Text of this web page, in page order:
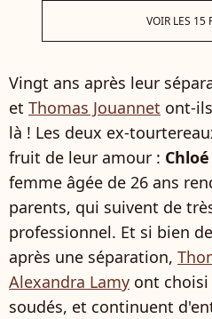
VOIR LES 15
Vingt ans après leur
et Thomas Jouannet ont-
là ! Les deux ex-
fruit de leur amour :
femme âgée de 26 ans
parents, qui suivent de
professionnel. Et si bien
après une séparation,
Alexandra Lamy ont
soudés, et continuent